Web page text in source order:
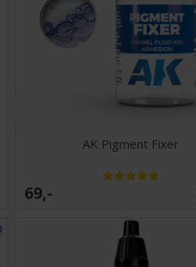
AK Pigment Fixer
69,-